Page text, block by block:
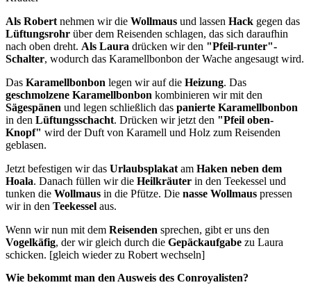
Als Robert nehmen wir die Wollmaus und lassen Hack gegen das
Lüftungsrohr über dem Reisenden schlagen, das sich daraufhin
nach oben dreht. Als Laura drücken wir den "Pfeil-runter"-
Schalter, wodurch das Karamellbonbon der Wache angesaugt wird.
Das Karamellbonbon legen wir auf die Heizung. Das
geschmolzene Karamellbonbon kombinieren wir mit den
Sägespänen und legen schließlich das panierte Karamellbonbon
in den Lüftungsschacht. Drücken wir jetzt den "Pfeil oben-
Knopf" wird der Duft von Karamell und Holz zum Reisenden
geblasen.
Jetzt befestigen wir das Urlaubsplakat am Haken neben dem
Hoala. Danach füllen wir die Heilkräuter in den Teekessel und
tunken die Wollmaus in die Pfütze. Die nasse Wollmaus pressen
wir in den Teekessel aus.
Wenn wir nun mit dem Reisenden sprechen, gibt er uns den
Vogelkäfig, der wir gleich durch die Gepäckaufgabe zu Laura
schicken. [gleich wieder zu Robert wechseln]
Wie bekommt man den Ausweis des Conroyalisten?